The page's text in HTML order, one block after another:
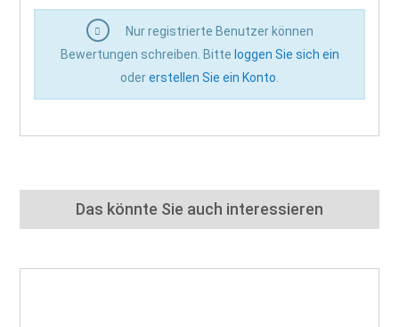
Nur registrierte Benutzer können
Bewertungen schreiben. Bitte loggen Sie sich ein
odererstellen Sie ein Konto.
Das könnte Sie auch interessieren